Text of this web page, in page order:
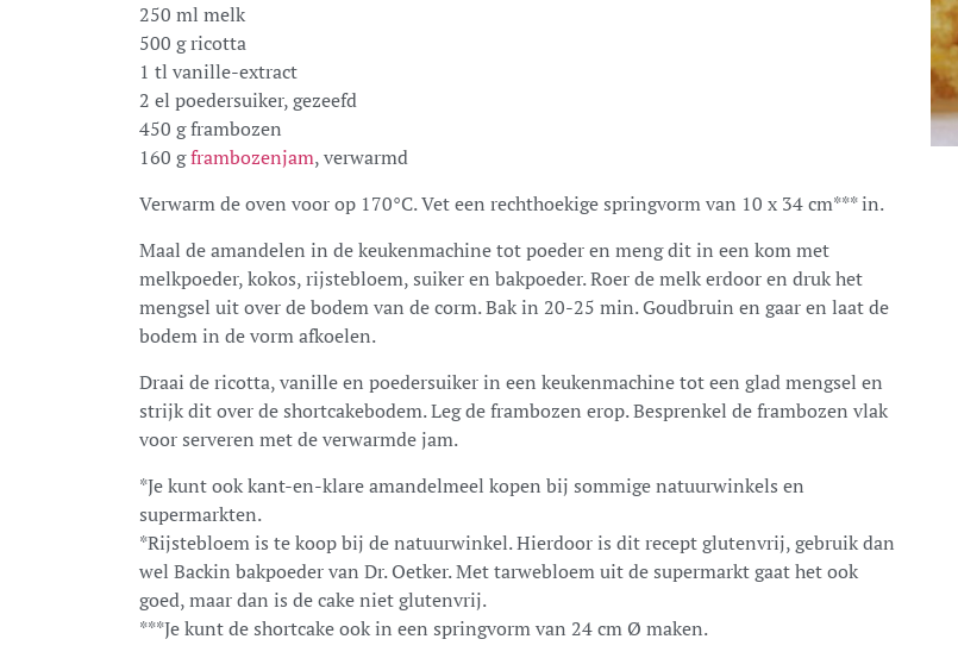
250 ml melk
500 gricotta
1 tl vanille-extract
2 el poedersuiker, gezeefd
450 g frambozen
160 gframbozenjam, verwarmd
Verwarm de oven voor op 170°C. Vet een rechthoekige springvorm van 10 x 34 cm*** in.
Maal de amandelen in de keukenmachine tot poeder en meng dit in een kom met
melkpoeder, kokos, rijstebloem, suiker en bakpoeder. Roer de melk erdoor en druk het
mengsel uit over de bodem van decorm. Bak in 20-25 min. Goudbruin en gaar en laat de
bodem in de vorm afkoelen.
Draai dericotta, vanille en poedersuiker in een keukenmachine tot een glad mengsel en
strijk dit over de shortcakebodem. Leg de frambozen erop. Besprenkel de frambozen vlak
voor serveren met de verwarmde jam.
*Je kunt ook kant-en-klare amandelmeel kopen bij sommige natuurwinkels en
supermarkten.
*Rijstebloem is te koop bij de natuurwinkel. Hierdoor is dit recept glutenvrij,gebruik dan
wel Backin bakpoeder van Dr.Oetker. Met tarwebloem uit de supermarkt gaat het ook
goed, maar dan is de cake niet glutenvrij.
***Je kunt de shortcake ook in een springvorm van 24 cmØ maken.